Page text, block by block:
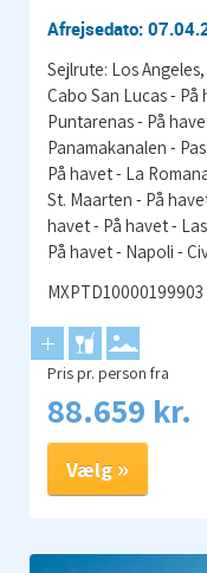
Afrejsedato:
Sejlrute: Los
Cabo San Lucas -
Puntarenas - På
Panamakanalen -
På havet - La
St. Maarten - På
havet - På havet -
På havet - Napoli -
MXPTD10000199903
Pris pr. person fra
88.659 kr.
Vælg